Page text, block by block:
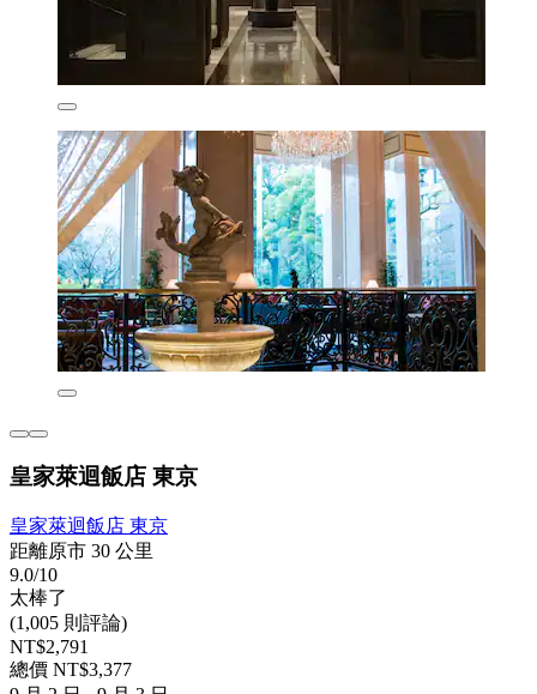
皇家萊迴飯店 東京
皇家萊迴飯店 東京
距離原市 30 公里
9.0/10
太棒了
(1,005 則評論)
NT$2,791
總價 NT$3,377